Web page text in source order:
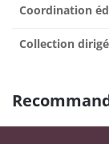
Coordination
Collection